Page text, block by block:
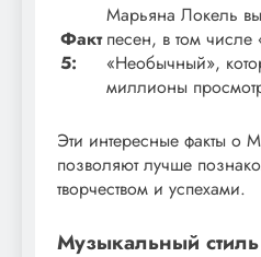
Факт
5:
Марьяна Локель
песен, в том числе
«Необычный»,
миллионы
Эти интересные факты о
позволяют лучше
творчеством и успехами.
Музыкальный стиль